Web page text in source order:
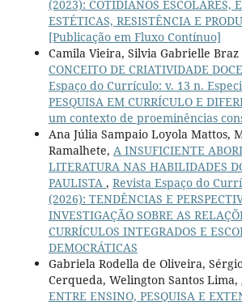
(2023): COTIDIANOS ESCOLARES,
ESTÉTICAS, RESISTÊNCIA E
[Publicação em Fluxo Contínuo]
Camila Vieira, Silvia Gabrielle Braz
CONCEITO DE CRIATIVIDADE
Espaço do Currículo: v. 13 n.
PESQUISA EM CURRÍCULO E
um contexto de proeminências
Ana Júlia Sampaio Loyola Mattos,
Ramalhete, A INSUFICIENTE
LITERATURA NAS HABILIDADES
PAULISTA , Revista Espaço do
(2026): TENDÊNCIAS E
INVESTIGAÇÃO SOBRE AS
CURRÍCULOS INTEGRADOS E
DEMOCRÁTICAS
Gabriela Rodella de Oliveira,
Cerqueda, Welington Santos Lima,
ENTRE ENSINO, PESQUISA E